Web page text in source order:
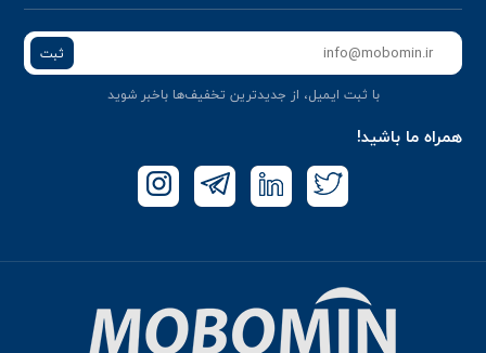
ثبت
با ثبت ایمیل، از جدید‌ترین تخفیف‌ها با‌خبر شوید
همراه ما باشید!